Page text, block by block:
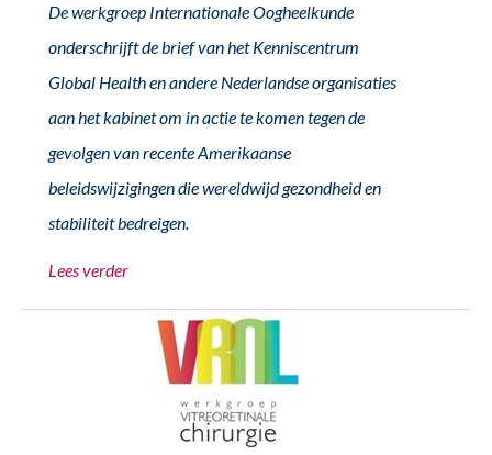
De werkgroep Internationale Oogheelkunde
onderschrijft de brief van het Kenniscentrum
Global Health en andere Nederlandse organisaties
aan het kabinet om in actie te komen tegen de
gevolgen van recente Amerikaanse
beleidswijzigingen die wereldwijd gezondheid en
stabiliteit bedreigen.
Lees verder